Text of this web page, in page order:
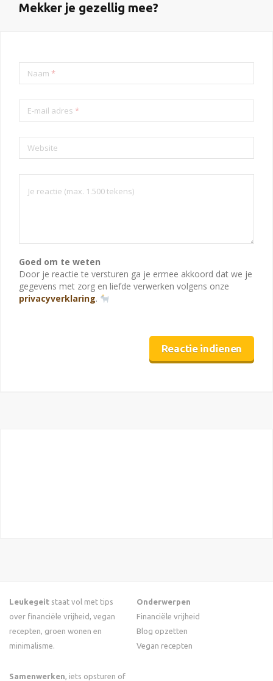
Mekker je gezellig mee?
Naam *
E-mail adres *
Website
Goed om te weten
Door je reactie te versturen ga je ermee akkoord dat we je
gegevens met zorg en liefde verwerken volgens onze
privacyverklaring.
Leukegeit staat vol met tips
over financiële vrijheid, vegan
recepten, groen wonen en
minimalisme.
Samenwerken, iets opsturen of
Onderwerpen
Financiële vrijheid
Blog opzetten
Vegan recepten